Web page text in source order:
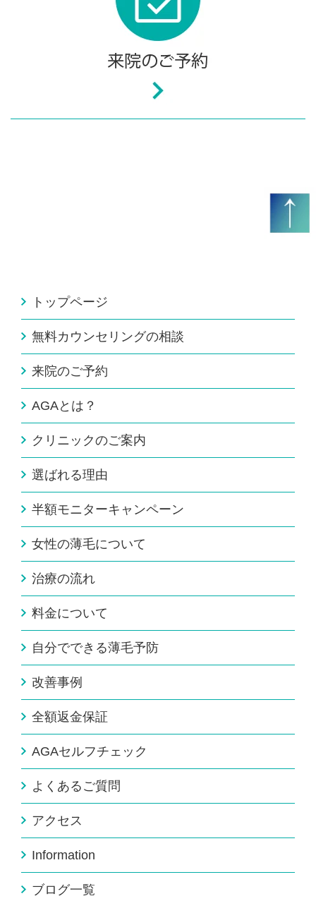
トップページ
無料カウンセリングの相談
来院のご予約
AGAとは？
クリニックのご案内
選ばれる理由
半額モニターキャンペーン
女性の薄毛について
治療の流れ
料金について
自分でできる薄毛予防
改善事例
全額返金保証
AGAセルフチェック
よくあるご質問
アクセス
Information
ブログ一覧